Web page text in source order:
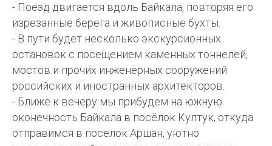
- Поезд двигается вдоль Байкала, повторяя его
изрезанные берега и живописные бухты.
- В пути будет несколько экскурсионных
остановок с посещением каменных тоннелей,
мостов и прочих инженерных сооружений
российских и иностранных архитекторов.
- Ближе к вечеру мы прибудем на южную
оконечность Байкала в посёлок Култук, откуда
отправимся в поселок Аршан, уютно